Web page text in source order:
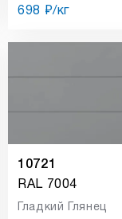
698 ₽/кг
10721
RAL 7004
Гладкий Глянец